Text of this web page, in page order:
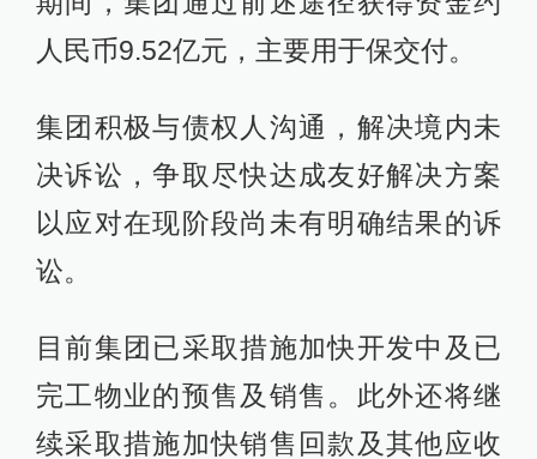
人民币9.52亿元，主要用于保交付。
集团积极与债权人沟通，解决境内未
决诉讼，争取尽快达成友好解决方案
以应对在现阶段尚未有明确结果的诉
讼。
目前集团已采取措施加快开发中及已
完工物业的预售及销售。此外还将继
续采取措施加快销售回款及其他应收